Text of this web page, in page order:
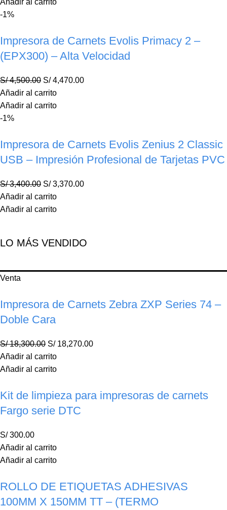
Añadir al carrito
-1%
Impresora de Carnets Evolis Primacy 2 –
(EPX300) – Alta Velocidad
S/4,500.00 S/4,470.00
Añadir al carrito
Añadir al carrito
-1%
Impresora de Carnets Evolis Zenius 2 Classic
USB – Impresión Profesional de Tarjetas PVC
S/3,400.00 S/3,370.00
Añadir al carrito
Añadir al carrito
LO MÁS VENDIDO
Venta
Impresora de Carnets Zebra ZXP Series 74 –
Doble Cara
S/18,300.00 S/18,270.00
Añadir al carrito
Añadir al carrito
Kit de limpieza para impresoras de carnets
Fargo serie DTC
S/300.00
Añadir al carrito
Añadir al carrito
ROLLO DE ETIQUETAS ADHESIVAS
100MM X 150MM TT – (TERMO